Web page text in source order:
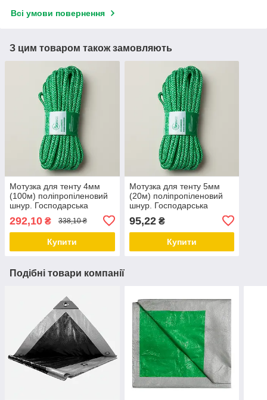
Всі умови повернення
З цим товаром також замовляють
Мотузка для тенту 4мм
(100м) поліпропіленовий
шнур. Господарська
292,10 ₴ 338,10 ₴
Купити
Мотузка для тенту 5мм
(20м) поліпропіленовий
шнур. Господарська
95,22₴
Купити
Подібні товари компанії